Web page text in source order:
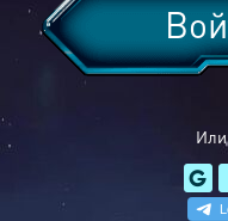
Или